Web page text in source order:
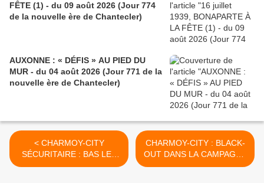
FÊTE (1) - du 09 août 2026 (Jour 774
de la nouvelle ère de Chantecler)
AUXONNE : « DÉFIS » AU PIED DU
MUR - du 04 août 2026 (Jour 771 de la
nouvelle ère de Chantecler)
< CHARMOY-CITY
SÉCURITAIRE : BAS LES
MASQUES !! - du 15
CHARMOY-CITY : BLACK-
OUT DANS LA CAMPAGNE
SUR LA ZONE DU